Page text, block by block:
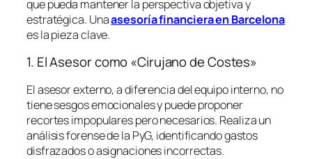
que pueda mantener la perspectiva objetiva y
estratégica. Unaasesoría financiera en Barcelona
es la pieza clave.
1. El Asesor como «Cirujano de Costes»
El asesor externo, a diferencia del equipo interno, no
tiene sesgos emocionales y puede proponer
recortes impopulares pero necesarios. Realiza un
análisis forense de la PyG, identificando gastos
disfrazados o asignaciones incorrectas.